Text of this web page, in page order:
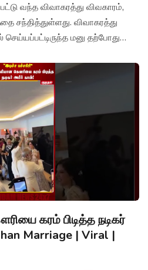
வந்த விவாகரத்து விவகாரம்,
சந்தித்துள்ளது. விவாகரத்து
மனு தற்போது
கரம் பிடித்த நடிகர்
Marriage | Viral |